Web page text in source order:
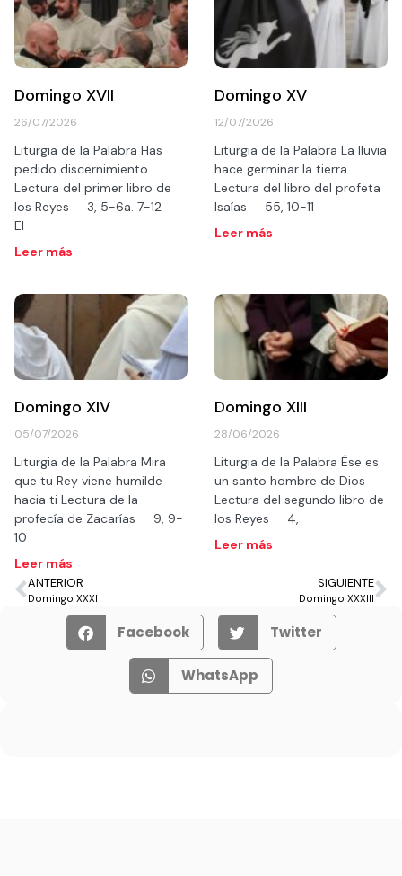
Domingo XVII
26/07/2026
Liturgia de la Palabra Has
pedido discernimiento
Lectura del primer libro de
los Reyes 3, 5-6a. 7-12
El
Leer más
Domingo XV
12/07/2026
Liturgia de la Palabra La lluvia
hace germinar la tierra
Lectura del libro del profeta
Isaías 55, 10-11
Leer más
Domingo XIV
05/07/2026
Liturgia de la Palabra Mira
que tu Rey viene humilde
hacia ti Lectura de la
profecía de Zacarías 9, 9-
10
Leer más
Domingo XIII
28/06/2026
Liturgia de la Palabra Ése es
un santo hombre de Dios
Lectura del segundo libro de
los Reyes 4,
Leer más
ANTERIOR
Domingo XXXI
SIGUIENTE
Domingo XXXIII
Facebook Twitter
WhatsApp